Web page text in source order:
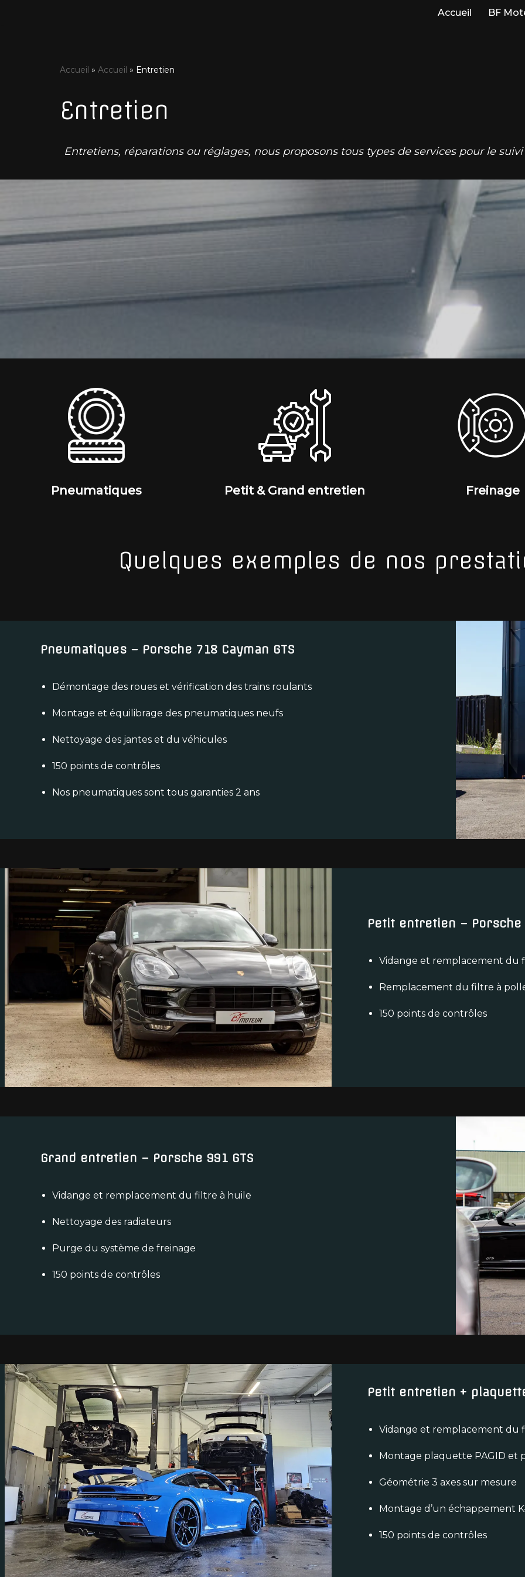
Accueil BF
Accueil » Accueil » Entretien
Entretien
Entretiens, réparations ou réglages, nous proposons tous types de services pour le
Pneumatiques Petit & Grand entretien Freinage
Quelques exemples de nos
Pneumatiques – Porsche 718 Cayman GTS
Démontage des roues et vérification des trains roulants
Montage et équilibrage des pneumatiques neufs
Nettoyage des jantes et du véhicules
150 points de contrôles
Nos pneumatiques sont tous garanties 2 ans
Petit entretien – Porsche
Vidange et remplacement du
Remplacement du filtre à
150 points de contrôles
Grand entretien – Porsche 991 GTS
Vidange et remplacement du filtre à huile
Nettoyage des radiateurs
Purge du système de freinage
150 points de contrôles
Petit entretien +
Vidange et remplacement
Montage plaquette PAGID et
Géométrie 3 axes sur mesure
Montage d’un échappement
150 points de contrôles